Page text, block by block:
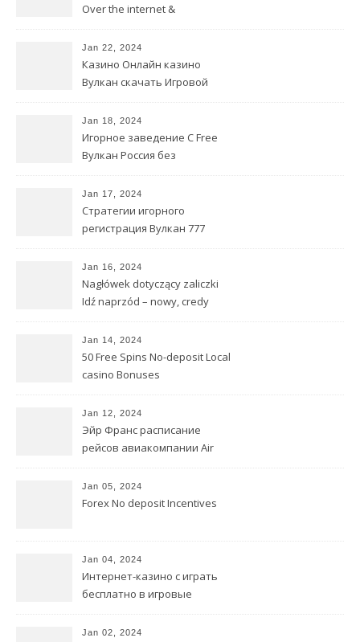
Over the internet &
Jan 22, 2024
Казино Онлайн казино
Вулкан скачать Игровой
Jan 18, 2024
Игорное заведение С Free
Вулкан Россия без
Первого взноса
Jan 17, 2024
Стратегии игорного
регистрация Вулкан 777
Блэкджек
Jan 16, 2024
Nagłówek dotyczący zaliczki
Idź naprzód – nowy, credy
pożyczkobiorców pracujących
w domu
Jan 14, 2024
50 Free Spins No-deposit Local
casino Bonuses
Jan 12, 2024
Эйр Франс расписание
рейсов авиакомпании Air
самолетов
Jan 05, 2024
Forex No deposit Incentives
Jan 04, 2024
Интернет-казино с играть
бесплатно в игровые
бесплатной регистрацией.
Jan 02, 2024